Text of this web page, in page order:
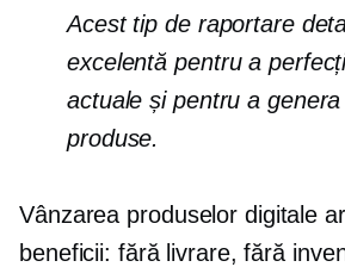
Acest tip de raportare
excelentă pentru a
actuale și pentru a
produse.
Vânzarea produselor digitale
beneficii: fără livrare, fără